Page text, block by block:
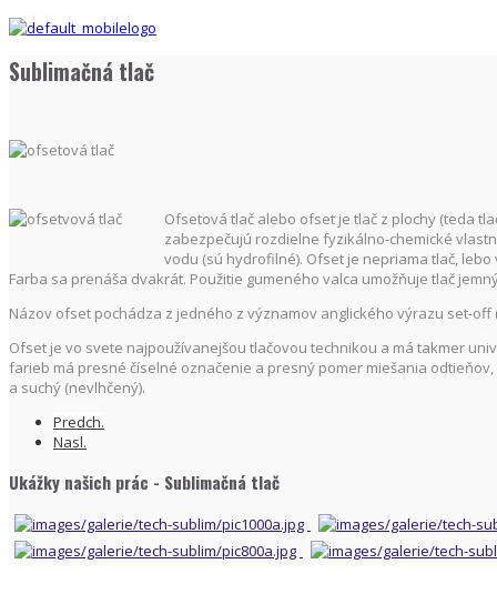
Sublimačná tlač
Ofsetová tlač alebo ofset je tlač z plochy (teda
zabezpečujú rozdielne fyzikálno-chemické
vodu (sú hydrofilné). Ofset je nepriama tlač,
Farba sa prenáša dvakrát. Použitie gumeného valca umožňuje tlač
Názov ofset pochádza z jedného z významov anglického výrazu set-
Ofset je vo svete najpoužívanejšou tlačovou technikou a má takmer
farieb má presné číselné označenie a presný pomer miešania
a suchý (nevlhčený).
Predch.
Nasl.
Ukážky našich prác - Sublimačná tlač